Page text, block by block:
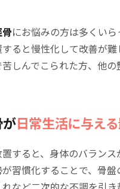
にお悩みの方は多くい
ると慢性化して改善が
しんでこられた方、他
日常生活に与え
すると、身体のバラン
習慣化することで、骨